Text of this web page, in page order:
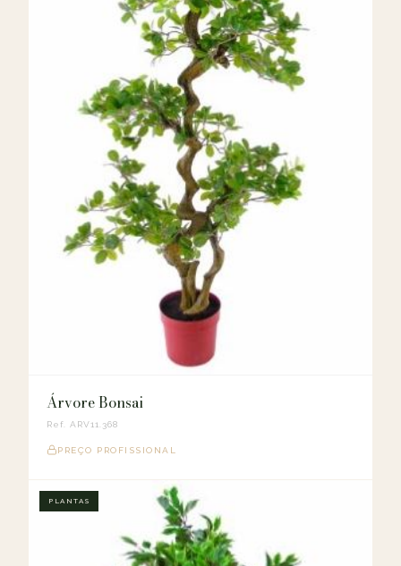
Árvore Bonsai
Ref. ARV11.368
PREÇO PROFISSIONAL
PLANTAS